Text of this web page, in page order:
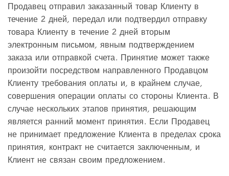
Продавец отправил заказанный товар Клиенту в
течение 2 дней, передал или подтвердил отправку
товара Клиенту в течение 2 дней вторым
электронным письмом, явным подтверждением
заказа или отправкой счета. Принятие может также
произойти посредством направленного Продавцом
Клиенту требования оплаты и, в крайнем случае,
совершения операции оплаты со стороны Клиента. В
случае нескольких этапов принятия, решающим
является ранний момент принятия. Если Продавец
не принимает предложение Клиента в пределах срока
принятия, контракт не считается заключенным, и
Клиент не связан своим предложением.